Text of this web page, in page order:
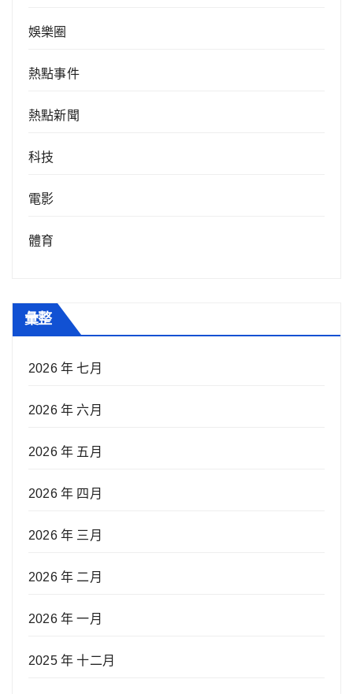
娛樂圈
熱點事件
熱點新聞
科技
電影
體育
彙整
2026 年 七月
2026 年 六月
2026 年 五月
2026 年 四月
2026 年 三月
2026 年 二月
2026 年 一月
2025 年 十二月